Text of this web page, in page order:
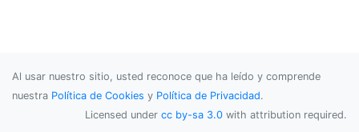
Al usar nuestro sitio, usted reconoce que ha leído y comprende
nuestra Política de Cookies y Política de Privacidad.
Licensed under cc by-sa 3.0 with attribution required.